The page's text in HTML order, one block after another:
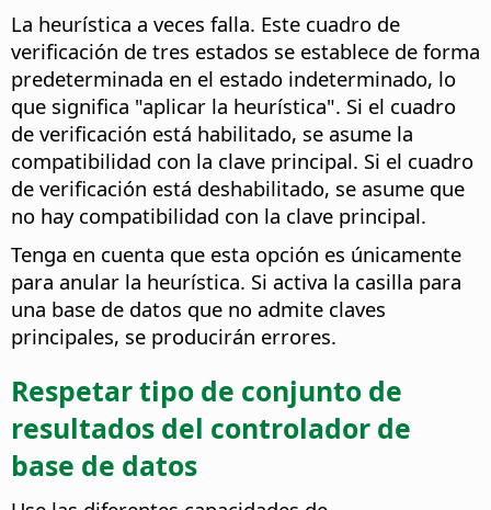
La heurística a veces falla. Este cuadro de
verificación de tres estados se establece de forma
predeterminada en el estado indeterminado, lo
que significa "aplicar la heurística". Si el cuadro
de verificación está habilitado, se asume la
compatibilidad con la clave principal. Si el cuadro
de verificación está deshabilitado, se asume que
no hay compatibilidad con la clave principal.
Tenga en cuenta que esta opción es únicamente
para anular la heurística. Si activa la casilla para
una base de datos que no admite claves
principales, se producirán errores.
Respetar tipo de conjunto de
resultados del controlador de
base de datos